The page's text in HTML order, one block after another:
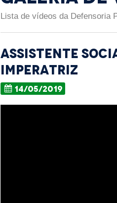
Lista de vídeos da Defensoria
Assistente
Imperatriz
14/05/2019